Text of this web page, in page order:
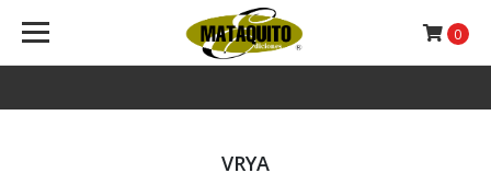
0
VRYA